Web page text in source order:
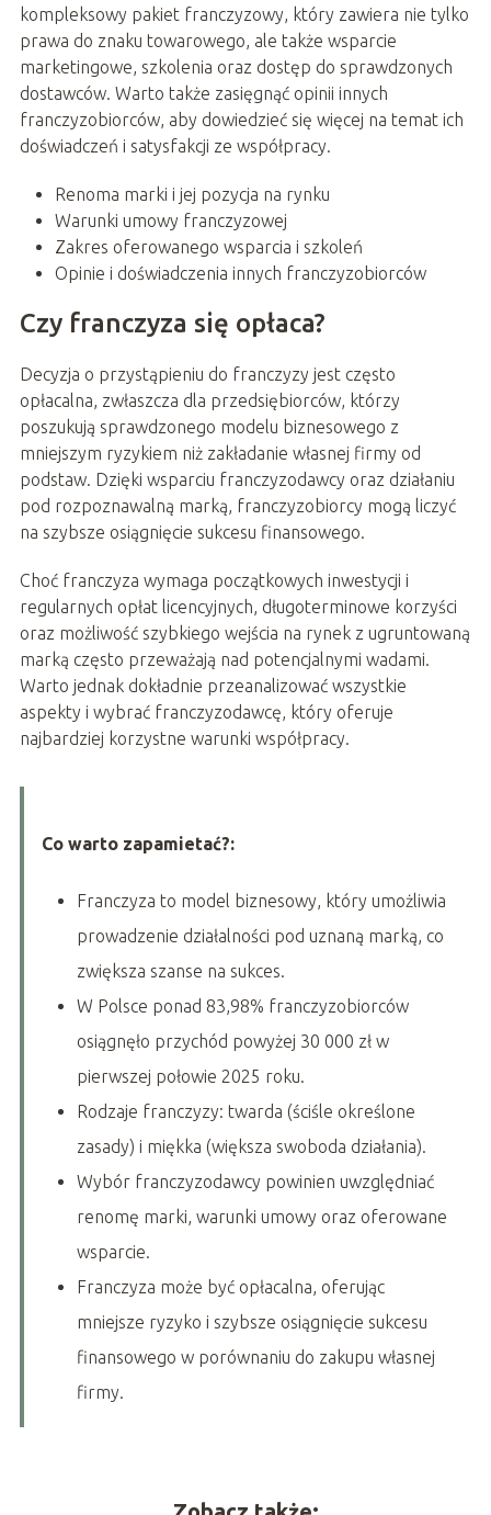
kompleksowy pakiet franczyzowy, który zawiera nie tylko
prawa do znaku towarowego, ale także wsparcie
marketingowe, szkolenia oraz dostęp do sprawdzonych
dostawców. Warto także zasięgnąć opinii innych
franczyzobiorców, aby dowiedzieć się więcej na temat ich
doświadczeń i satysfakcji ze współpracy.
Renoma marki i jej pozycja na rynku
Warunki umowy franczyzowej
Zakres oferowanego wsparcia i szkoleń
Opinie i doświadczenia innych franczyzobiorców
Czy franczyza się opłaca?
Decyzja o przystąpieniu do franczyzy jest często
opłacalna, zwłaszcza dla przedsiębiorców, którzy
poszukują sprawdzonego modelu biznesowego z
mniejszym ryzykiem niż zakładanie własnej firmy od
podstaw. Dzięki wsparciu franczyzodawcy oraz działaniu
pod rozpoznawalną marką, franczyzobiorcy mogą liczyć
na szybsze osiągnięcie sukcesu finansowego.
Choć franczyza wymaga początkowych inwestycji i
regularnych opłat licencyjnych, długoterminowe korzyści
oraz możliwość szybkiego wejścia na rynek z ugruntowaną
marką często przeważają nad potencjalnymi wadami.
Warto jednak dokładnie przeanalizować wszystkie
aspekty i wybrać franczyzodawcę, który oferuje
najbardziej korzystne warunki współpracy.
Co warto zapamietać?:
Franczyza to model biznesowy, który umożliwia
prowadzenie działalności pod uznaną marką, co
zwiększa szanse na sukces.
W Polsce ponad 83,98% franczyzobiorców
osiągnęło przychód powyżej 30 000 zł w
pierwszej połowie 2025 roku.
Rodzaje franczyzy: twarda (ściśle określone
zasady) i miękka (większa swoboda działania).
Wybór franczyzodawcy powinien uwzględniać
renomę marki, warunki umowy oraz oferowane
wsparcie.
Franczyza może być opłacalna, oferując
mniejsze ryzyko i szybsze osiągnięcie sukcesu
finansowego w porównaniu do zakupu własnej
firmy.